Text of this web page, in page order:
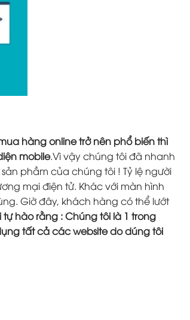
hàng online trở nên phổ biến thì
mobile.Vì vậy chúng tôi đã nhanh
phầm của chúng tôi ! Tỷ lệ người
mại điện tử. Khác với màn hình
Giờ đây, khách hàng có thể lướt
tự hào rằng : Chúng tôi là 1 trong
tất cả các website do dúng tôi